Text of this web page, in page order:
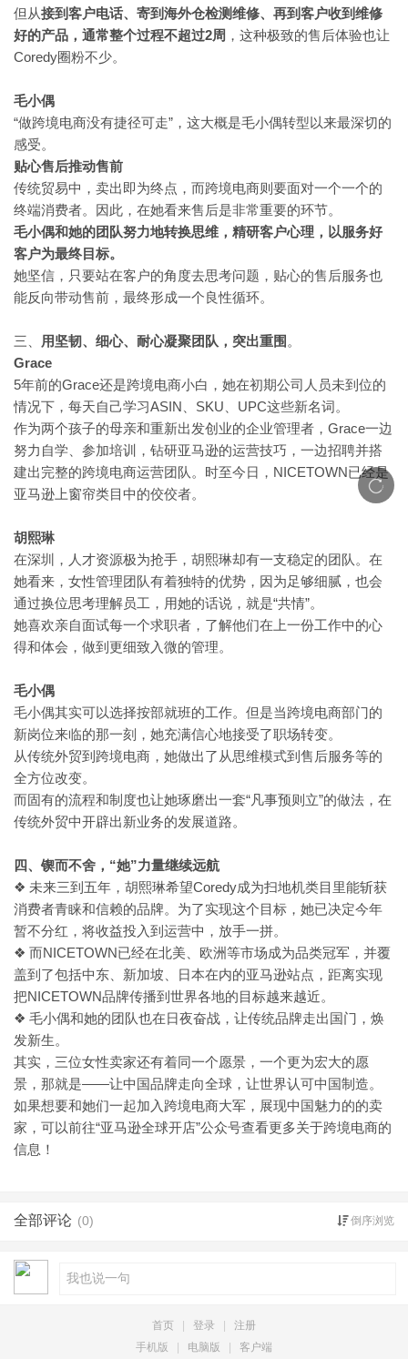
但从接到客户电话、寄到海外仓检测维修、再到客户收到维修
好的产品，通常整个过程不超过2周 ，这种极致的售后体验也让
Coredy圈粉不少。
毛小偶
“做跨境电商没有捷径可走”，这大概是毛小偶转型以来最深切的
感受。
贴心售后推动售前
传统贸易中，卖出即为终点，而跨境电商则要面对一个一个的
终端消费者。因此，在她看来售后是非常重要的环节。
毛小偶和她的团队努力地转换思维，精研客户心理，以服务好
客户为最终目标。
她坚信，只要站在客户的角度去思考问题，贴心的售后服务也
能反向带动售前，最终形成一个良性循环。
三、 用坚韧、细心、耐心凝聚团队，突出重围 。
Grace
5年前的Grace还是跨境电商小白，她在初期公司人员未到位的
情况下，每天自己学习ASIN、SKU、UPC这些新名词。
作为两个孩子的母亲和重新出发创业的企业管理者， Grace一边
努力自学、参加培训，钻研亚马逊的运营技巧，一边招聘并搭
建出完整的跨境电商运营团队。时至今日，NICETOWN已经是
亚马逊上窗帘类目中的佼佼者。
胡熙琳
在深圳，人才资源极为抢手，胡熙琳却有一支稳定的团队。在
她看来，女性管理团队有着独特的优势，因为足够细腻，也会
通过换位思考理解员工，用她的话说，就是“共情”。
她喜欢亲自面试每一个求职者，了解他们在上一份工作中的心
得和体会，做到更细致入微的管理。
毛小偶
毛小偶其实可以选择按部就班的工作。但是当跨境电商部门的
新岗位来临的那一刻，她充满信心地接受了职场转变。
从传统外贸到跨境电商，她做出了从思维模式到售后服务等的
全方位改变。
而固有的流程和制度也让她琢磨出一套“凡事预则立”的做法，在
传统外贸中开辟出新业务的发展道路。
四、锲而不舍， “她”力量继续远航
❖ 未来三到五年，胡熙琳希望Coredy成为扫地机类目里能斩获
消费者青睐和信赖的品牌。为了实现这个目标，她已决定今年
暂不分红，将收益投入到运营中，放手一拼。
❖ 而NICETOWN已经在北美、欧洲等市场成为品类冠军，并覆
盖到了包括中东、新加坡、日本在内的亚马逊站点，距离实现
把NICETOWN品牌传播到世界各地的目标越来越近。
❖ 毛小偶和她的团队也在日夜奋战，让传统品牌走出国门，焕
发新生。
其实，三位女性卖家还有着同一个愿景，一个更为宏大的愿
景，那就是——让中国品牌走向全球，让世界认可中国制造。
如果想要和她们一起加入跨境电商大军，展现中国魅力的的卖
家，可以前往“亚马逊全球开店”公众号查看更多关于跨境电商的
信息！
全部评论 (0) 倒序浏览
首页 登录
注册
手机版
电脑版 客户端